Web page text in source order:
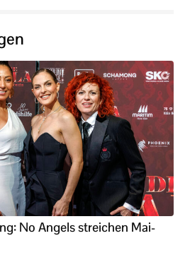
No Angels streichen Mai-